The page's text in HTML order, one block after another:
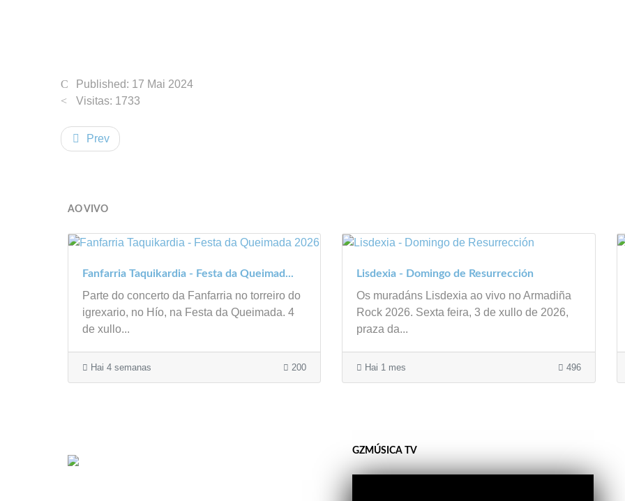
Published: 17 Mai 2024
Visitas: 1733
Prev
AO VIVO
Fanfarria Taquikardia - Festa da Queimad...
Parte do concerto da Fanfarria no torreiro do
igrexario, no Hío, na Festa da Queimada. 4
de xullo...
Hai 4 semanas 200
Lisdexia - Domingo de Resurrección
Os muradáns Lisdexia ao vivo no Armadiña
Rock 2026. Sexta feira, 3 de xullo de 2026,
praza da...
Hai 1 mes 496
GZMÚSICA TV